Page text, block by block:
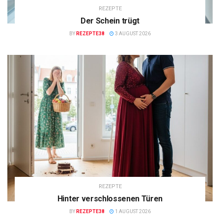
REZEPTE
Der Schein trügt
BY REZEPTE38 3 AUGUST 2026
REZEPTE
Hinter verschlossenen Türen
BY REZEPTE38 1 AUGUST 2026